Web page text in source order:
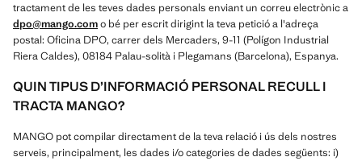
tractament de les teves dades personals enviant un correu electrònic a
dpo@mango.como bé per escrit dirigint la teva petició a l'adreça
postal: Oficina DPO, carrer dels Mercaders, 9-11 (Polígon Industrial
Riera Caldes), 08184 Palau-solità i Plegamans (Barcelona), Espanya.
QUIN TIPUS D’INFORMACIÓ PERSONAL RECULL I
TRACTA MANGO?
MANGO pot compilar directament de la teva relació i ús dels nostres
serveis, principalment, les dades i/o categories de dades següents: i)